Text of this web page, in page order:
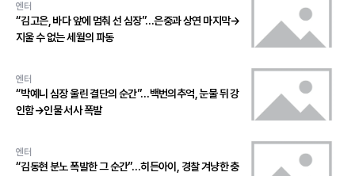
엔터
“김고은, 바다 앞에 멈춰 선 심장”…은중과 상연 마지막→
지울 수 없는 세월의 파동
엔터
“박예니 심장 울린 결단의 순간”…백번의추억, 눈물 뒤 강
인함→인물 서사 폭발
엔터
“김동현 분노 폭발한 그 순간”…히든아이, 경찰 겨냥한 충